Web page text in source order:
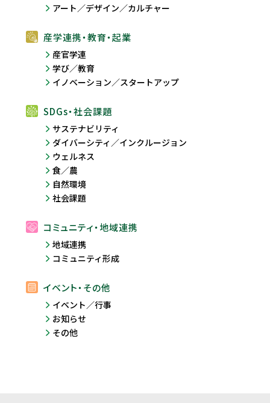
アート／デザイン／カルチャー
産学連携・教育・起業
産官学連
学び／教育
イノベーション／スタートアップ
SDGs・社会課題
サステナビリティ
ダイバーシティ／インクルージョン
ウェルネス
食／農
自然環境
社会課題
コミュニティ・地域連携
地域連携
コミュニティ形成
イベント・その他
イベント／行事
お知らせ
その他